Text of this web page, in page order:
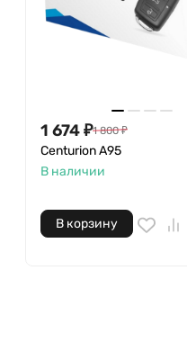
1 674₽1 800 ₽
Centurion A95
В наличии
В корзину